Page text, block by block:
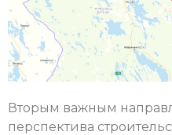
Вторым важным
перспектива